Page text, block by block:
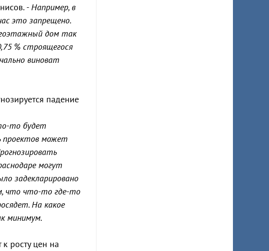
-Например, в
это запрещено.
дом так
% строящегося
виноват
падение
то будет
проектов может
могут
задекларировано
что что-то где-то
На какое
минимум.
росту цен на